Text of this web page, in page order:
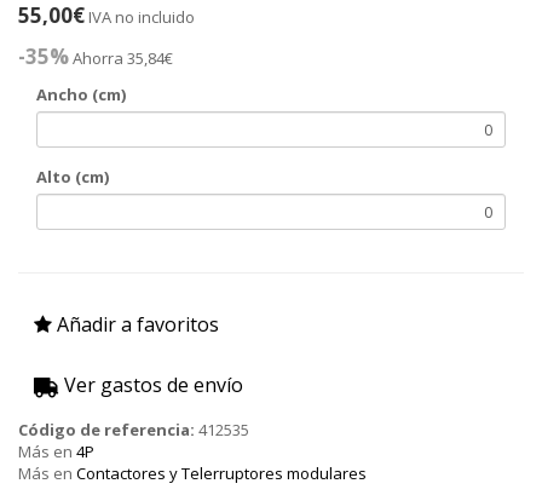
55,00€ IVA no incluido
-35%Ahorra 35,84€
Ancho (cm)
Alto (cm)
Añadir a favoritos
Ver gastos de envío
Código de referencia: 412535
Más en 4P
Más en Contactores y Telerruptores modulares